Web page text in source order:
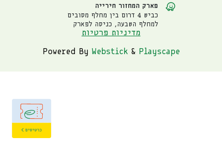
פארק המחזור חירייה
כביש 4 דרום בין מחלף מסובים
למחלף השבעה, כניסה לפארק
מדיניות פרטיות
Powered By Webstick& Playscape